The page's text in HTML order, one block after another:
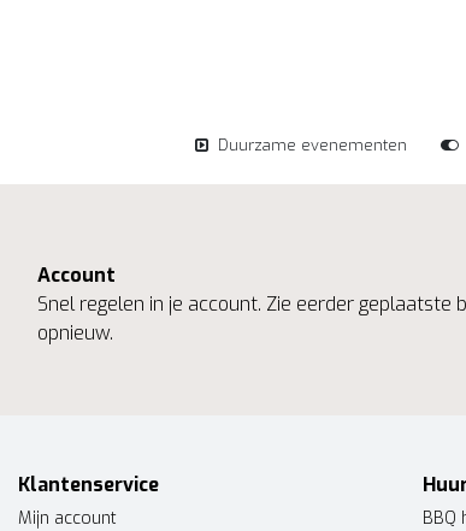
Duurzame evenementen
Account
Snel regelen in je account. Zie eerder geplaatste
opnieuw.
Klantenservice
Mijn account
BBQ